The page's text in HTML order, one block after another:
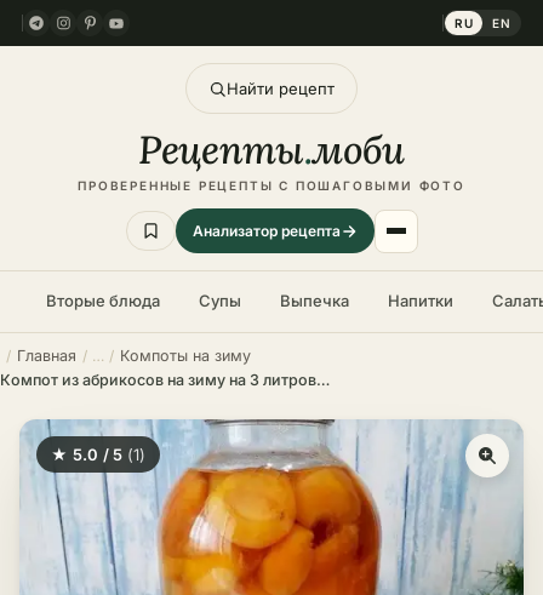
RU EN
Найти рецепт
Рецепты.моби
ПРОВЕРЕННЫЕ РЕЦЕПТЫ С ПОШАГОВЫМИ ФОТО
Анализатор рецепта
Вторые блюда Супы Выпечка Напитки
Главная
Компоты на зиму
Компот из абрикосов на зиму на 3 литровую банку – пошаговый рецепт
★ 5.0 / 5 (1)